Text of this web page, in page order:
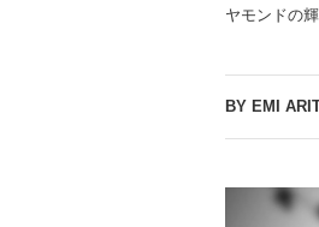
ヤモンドの
BY EMI